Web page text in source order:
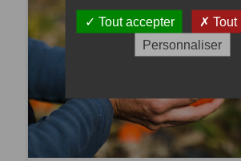
Tout accepter
Tout
Personnaliser